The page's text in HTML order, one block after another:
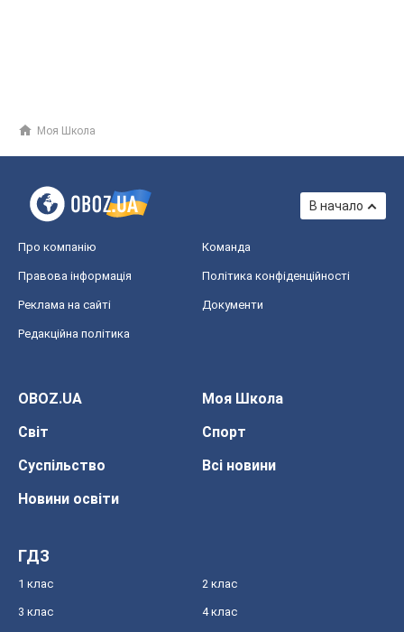
Моя Школа
В начало
Про компанію Команда
Правова інформація Політика конфіденційності
Реклама на сайті Документи
Редакційна політика
OBOZ.UA
Моя Школа
Світ
Спорт
Суспільство
Всі новини
Новини освіти
ГДЗ
1 клас 2 клас
3 клас 4 клас